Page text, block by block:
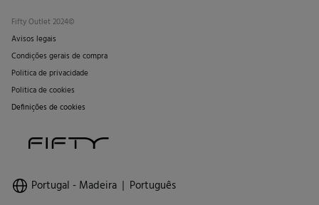
Fifty Outlet 2024©
Avisos legais
Condições gerais de compra
Politica de privacidade
Politica de cookies
Definições de cookies
Portugal - Madeira Português